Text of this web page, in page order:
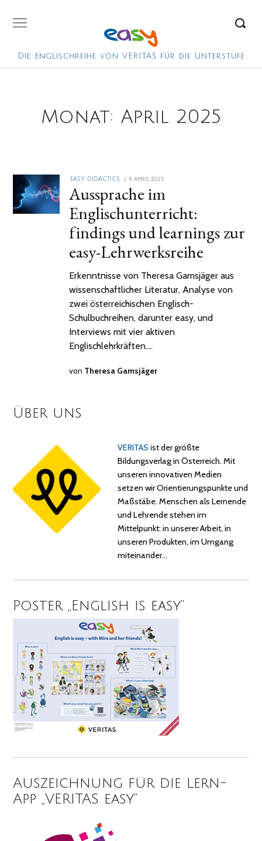
Die Englischreihe von VERITAS für die Unterstufe
Monat: April 2025
EASY DIDACTICS
POSTED
ON
9. APRIL 2025
Aussprache im
Englischunterricht:
findings und learnings zur
easy-Lehrwerksreihe
Erkenntnisse von Theresa Gamsjäger aus
wissenschaftlicher Literatur, Analyse von
zwei österreichischen Englisch-
Schulbuchreihen, darunter easy, und
Interviews mit vier aktiven
Englischlehrkräften.…
von Theresa Gamsjäger
Über uns
VERITAS ist der größte
Bildungsverlag in Österreich. Mit
unseren innovativen Medien
setzen wir Orientierungspunkte und
Maßstäbe. Menschen als Lernende
und Lehrende stehen im
Mittelpunkt: in unserer Arbeit, in
unseren Produkten, im Umgang
miteinander…
Poster „English is easy“
Auszeichnung für die Lern-
App „VERITAS easy“